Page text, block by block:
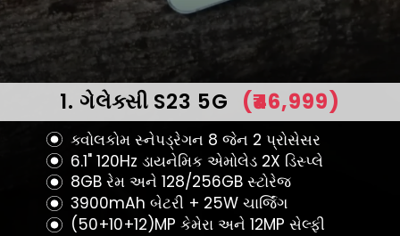
1. ગેલેક્સી S23 5G
ક્વોલકોમ સ્નેપડ્રેગન 8 જેન 2 પ્રોસેસર
6.1" 120Hz ડાયનેમિક એમોલેડ 2X ડિસ્પ્લે
8GB રેમ અને 128/256GB સ્ટોરેજ
3900mAh બેટરી + 25W ચાર્જિંગ
(50+10+12)MP કેમેરા અને 12MP સેલ્ફી
(₹46,999)